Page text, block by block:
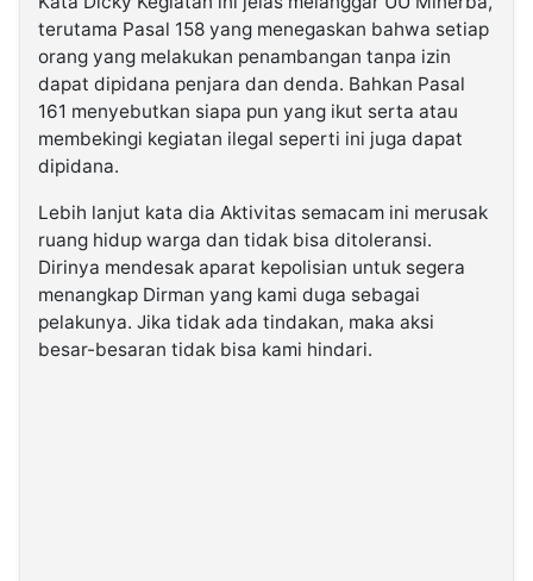
terutama Pasal 158 yang menegaskan bahwa setiap
orang yang melakukan penambangan tanpa izin
dapat dipidana penjara dan denda. Bahkan Pasal
161 menyebutkan siapa pun yang ikut serta atau
membekingi kegiatan ilegal seperti ini juga dapat
dipidana.
Lebih lanjut kata dia Aktivitas semacam ini merusak
ruang hidup warga dan tidak bisa ditoleransi.
Dirinya mendesak aparat kepolisian untuk segera
menangkap Dirman yang kami duga sebagai
pelakunya. Jika tidak ada tindakan, maka aksi
besar-besaran tidak bisa kami hindari.